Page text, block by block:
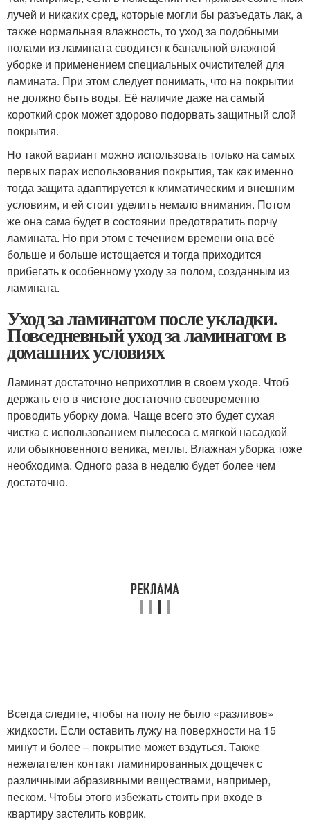
лучей и никаких сред, которые могли бы разъедать лак, а
также нормальная влажность, то уход за подобными
полами из ламината сводится к банальной влажной
уборке и применением специальных очистителей для
ламината. При этом следует понимать, что на покрытии
не должно быть воды. Её наличие даже на самый
короткий срок может здорово подорвать защитный слой
покрытия.
Но такой вариант можно использовать только на самых
первых парах использования покрытия, так как именно
тогда защита адаптируется к климатическим и внешним
условиям, и ей стоит уделить немало внимания. Потом
же она сама будет в состоянии предотвратить порчу
ламината. Но при этом с течением времени она всё
больше и больше истощается и тогда приходится
прибегать к особенному уходу за полом, созданным из
ламината.
Уход за ламинатом после укладки.
Повседневный уход за ламинатом в
домашних условиях
Ламинат достаточно неприхотлив в своем уходе. Чтоб
держать его в чистоте достаточно своевременно
проводить уборку дома. Чаще всего это будет сухая
чистка с использованием пылесоса с мягкой насадкой
или обыкновенного веника, метлы. Влажная уборка тоже
необходима. Одного раза в неделю будет более чем
достаточно.
Всегда следите, чтобы на полу не было «разливов»
жидкости. Если оставить лужу на поверхности на 15
минут и более – покрытие может вздуться. Также
нежелателен контакт ламинированных дощечек с
различными абразивными веществами, например,
песком. Чтобы этого избежать стоить при входе в
квартиру застелить коврик.